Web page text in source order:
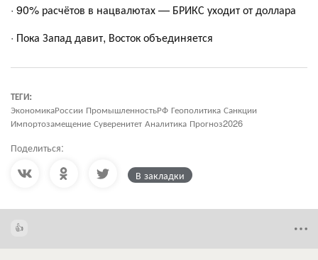
· 90% расчётов в нацвалютах — БРИКС уходит от доллара
· Пока Запад давит, Восток объединяется
ТЕГИ:
ЭкономикаРоссии ПромышленностьРФ Геополитика Санкции
Импортозамещение Суверенитет Аналитика Прогноз2026
Поделиться:
В закладки